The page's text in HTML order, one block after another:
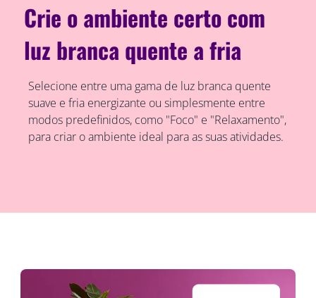
Crie o ambiente certo com
luz branca quente a fria
Selecione entre uma gama de luz branca quente
suave e fria energizante ou simplesmente entre
modos predefinidos, como "Foco" e "Relaxamento",
para criar o ambiente ideal para as suas atividades.